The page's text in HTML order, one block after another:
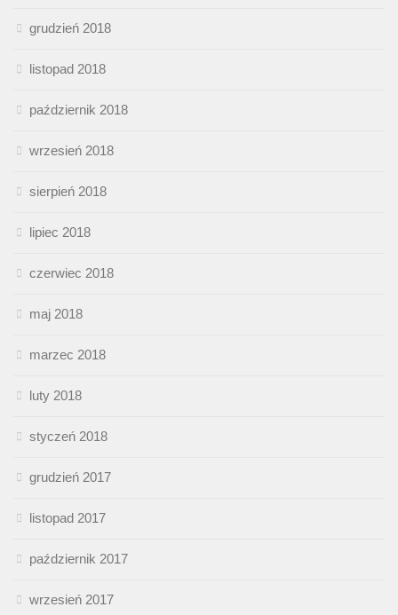
grudzień 2018
listopad 2018
październik 2018
wrzesień 2018
sierpień 2018
lipiec 2018
czerwiec 2018
maj 2018
marzec 2018
luty 2018
styczeń 2018
grudzień 2017
listopad 2017
październik 2017
wrzesień 2017